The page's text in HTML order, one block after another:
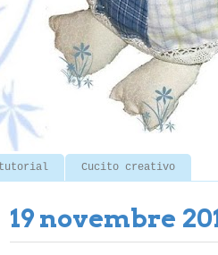
Cucito creativo
19 novembre